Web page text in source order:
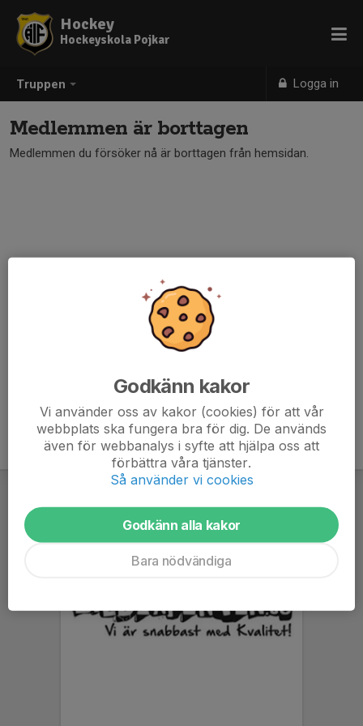
Truppen Logga in
Hockey
Hockeyskola Pojkar
Medlemmen är borttagen
Medlemmen du försöker nå är borttagen från hemsidan.
Godkänn kakor
Vi använder oss av kakor (cookies) för att vår
webbplats ska fungera bra för dig. De används
även för webbanalys i syfte att hjälpa oss att
förbättra våra tjänster.
Så använder vi cookies
Godkänn alla kakor
Bara nödvändiga